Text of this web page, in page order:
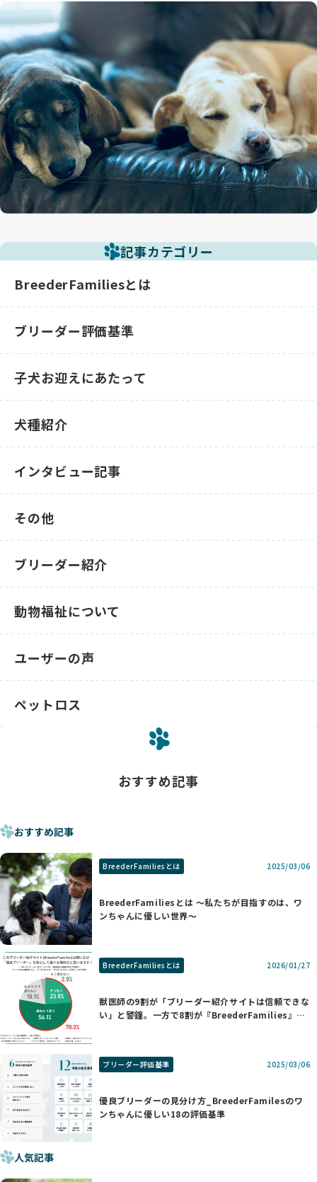
記事カテゴリー
BreederFamiliesとは
ブリーダー評価基準
子犬お迎えにあたって
犬種紹介
インタビュー記事
その他
ブリーダー紹介
動物福祉について
ユーザーの声
ペットロス
おすすめ記事
おすすめ記事
BreederFamiliesとは 2025/03/06
BreederFamiliesとは 〜私たちが目指すのは、ワ
ンちゃんに優しい世界〜
BreederFamiliesとは 2026/01/27
獣医師の9割が「ブリーダー紹介サイトは信頼できな
い」と警鐘。一方で8割が『BreederFamilies』を
ブリーダー評価基準 2025/03/06
優良ブリーダーの見分け方_BreederFamilesのワ
ンちゃんに優しい18の評価基準
人気記事